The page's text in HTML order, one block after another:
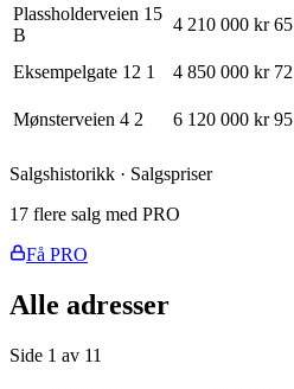
Plassholderveien 15
B
4 210 000 kr 65
Eksempelgate 12 1 4 850 000 kr 72
Mønsterveien 4 2 6 120 000 kr 95
Salgshistorikk · Salgspriser
17 flere salg med PRO
Få PRO
Alle adresser
Side 1 av 11